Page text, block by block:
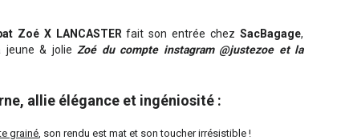
Zoé X LANCASTERfait son entrée chezSacBagage,
jeune & jolieZoé du compte instagram @justezoe et la
allie élégance et ingéniosité :
grainé , son rendu est mat et son toucher irrésistible !